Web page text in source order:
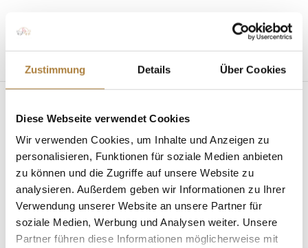
Zustimmung Details Über Cookies
Diese Webseite verwendet Cookies
Wir verwenden Cookies, um Inhalte und Anzeigen zu
personalisieren, Funktionen für soziale Medien anbieten
zu können und die Zugriffe auf unsere Website zu
analysieren. Außerdem geben wir Informationen zu Ihrer
Verwendung unserer Website an unsere Partner für
soziale Medien, Werbung und Analysen weiter. Unsere
Partner führen diese Informationen möglicherweise mit
Seite wählen
Voltigierteam Neuss hat mit Katharina Roth
Förderpatin gefunden
von Insa Strothmann 17. Februar 2018 | News
Talentpool für Förderpatenschaften